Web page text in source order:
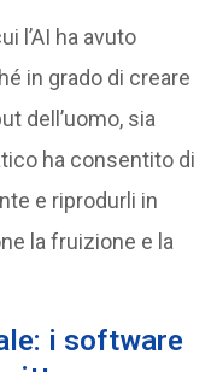
l’AI ha avuto
in grado di creare
dell’uomo, sia
ha consentito di
e riprodurli in
la fruizione e la
i software